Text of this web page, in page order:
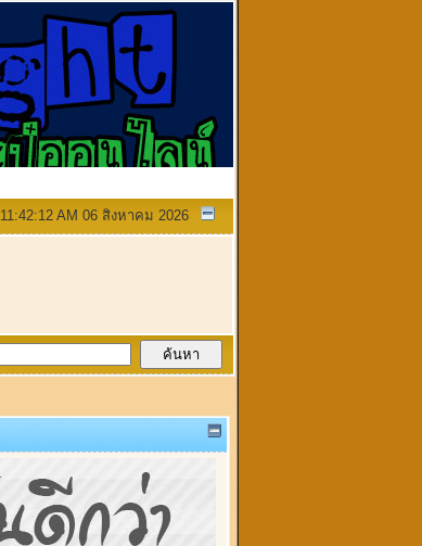
11:42:12 AM 06 สิงหาคม 2026